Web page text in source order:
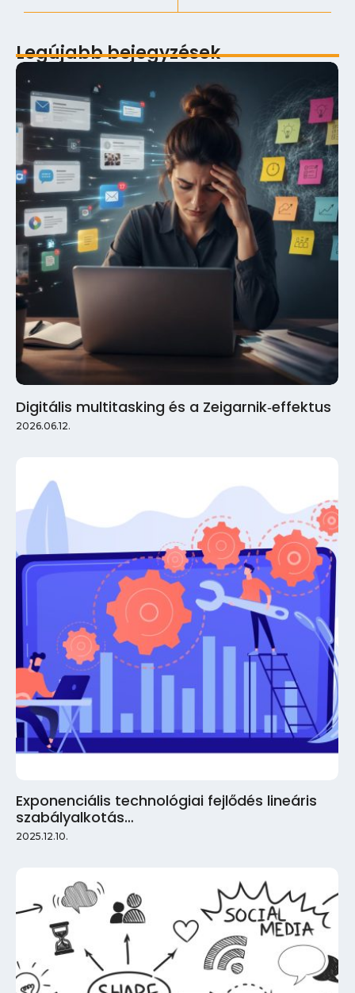
Legújabb bejegyzések
Digitális multitasking és a Zeigarnik‑effektus
2026.06.12.
Exponenciális technológiai fejlődés lineáris
szabályalkotás…
2025.12.10.